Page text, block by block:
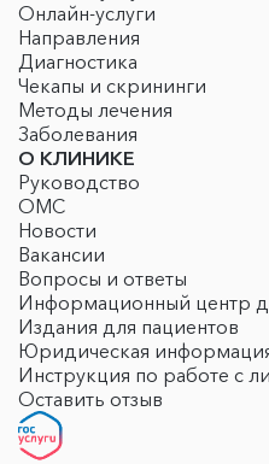
Онлайн-услуги
Направления
Диагностика
Чекапы и скрининги
Методы лечения
Заболевания
О КЛИНИКЕ
Руководство
ОМС
Новости
Вакансии
Вопросы и ответы
Информационный центр
Издания для пациентов
Юридическая
Инструкция по работе с
Оставить отзыв